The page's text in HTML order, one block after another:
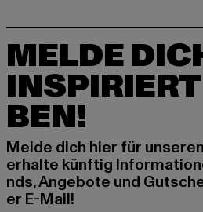
MELDE
BEN!
Melde dich hier für
erhalte künftig
nds, Angebote und
er E-Mail!